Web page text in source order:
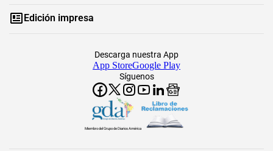
Edición impresa
Síguenos
Descarga nuestra App
App StoreGoogle Play
Miembro del Grupo de Diarios América